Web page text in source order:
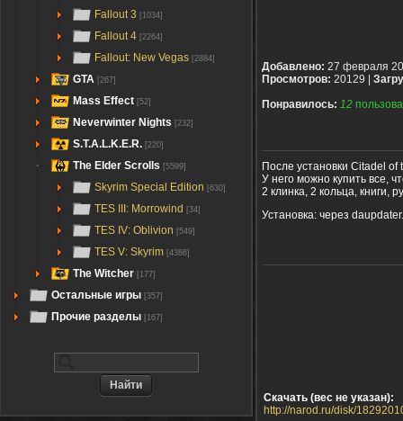
Fallout 3 [1034]
Fallout 4 [2264]
Fallout: New Vegas [2884]
GTA [267]
Mass Effect [52]
Neverwinter Nights [232]
S.T.A.L.K.E.R. [220]
The Elder Scrolls [5599]
Skyrim Special Edition [630]
TES III: Morrowind [34]
TES IV: Oblivion [549]
TES V: Skyrim [4386]
The Witcher [177]
Остальные игры [357]
Прочие разделы [167]
Добавлено: 27 февраля
Просмотров: 20129 |
Понравилось: 12
После установки Citadel
У него можно купить все,
2 клинка, 2 кольца, книги,
Установка: через
Скачать (вес не указан):
http://narod.ru/disk/